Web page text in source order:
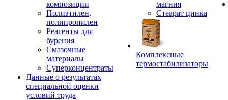
композиции
Полиэтилен,
полипропилен
Реагенты для
бурения
Смазочные
материалы
Суперконцентраты
Данные о результатах
специальной оценки
условий труда
магния
Стеарат цинка
Комплексные
термостабилизаторы